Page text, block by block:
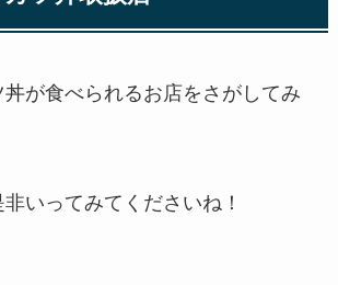
が食べられるお店をさがしてみ
いってみてくださいね！